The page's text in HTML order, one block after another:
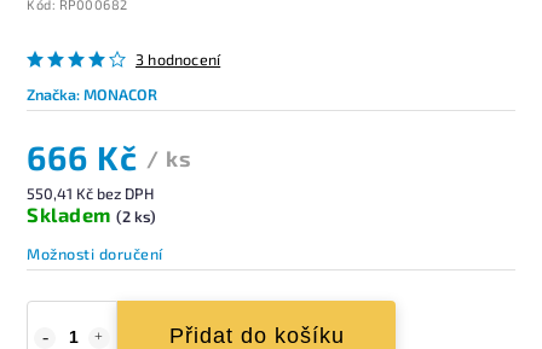
Kód: RP000682
3 hodnocení
Značka:MONACOR
666 Kč / ks
550,41 Kč bez DPH
Skladem (2 ks)
Možnosti doručení
Přidat do košíku